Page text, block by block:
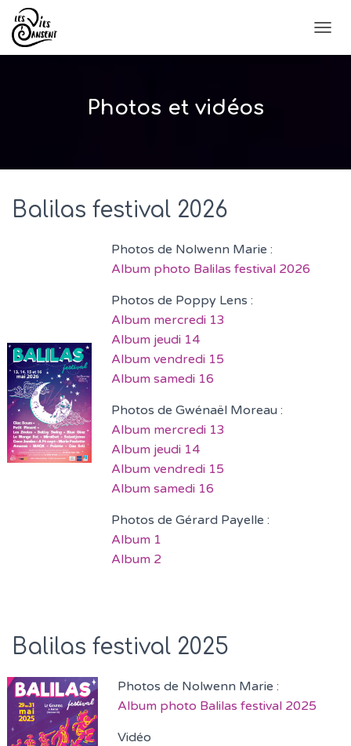
É
Photos et vidéos
Balilas festival 2026
Photos de Nolwenn Marie :
Album photo Balilas festival 2026
Photos de Poppy Lens :
Album mercredi 13
Album jeudi 14
Album vendredi 15
Album samedi 16
Photos de Gwénaël Moreau :
Album mercredi 13
Album jeudi 14
Album vendredi 15
Album samedi 16
Photos de Gérard Payelle :
Album 1
Album 2
Balilas festival 2025
Photos de Nolwenn Marie :
Album photo Balilas festival 2025
Vidéo